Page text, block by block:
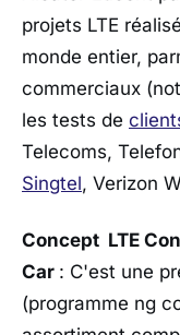
projets LTE
monde entier,
commerciaux
les tests de
Telecoms,
Singtel, Verizon
Concept LTE
Car : C'est une
(programme ng